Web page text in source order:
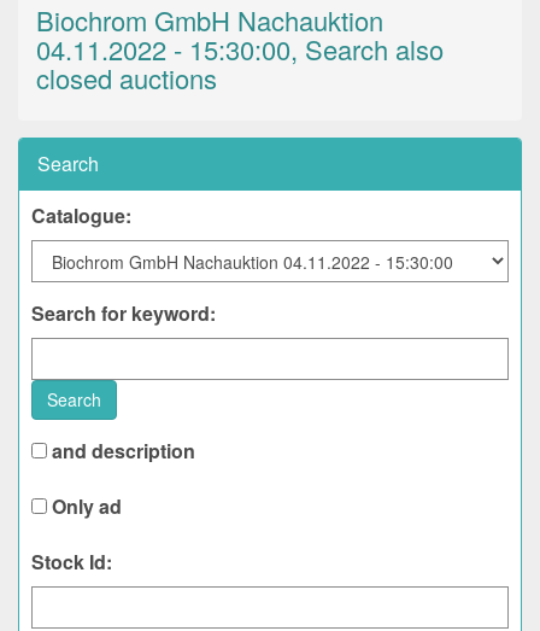
Biochrom GmbH Nachauktion
04.11.2022 - 15:30:00, Search also
closed auctions
Search
Catalogue:
Search for keyword:
Search
and description
Only ad
Stock Id: